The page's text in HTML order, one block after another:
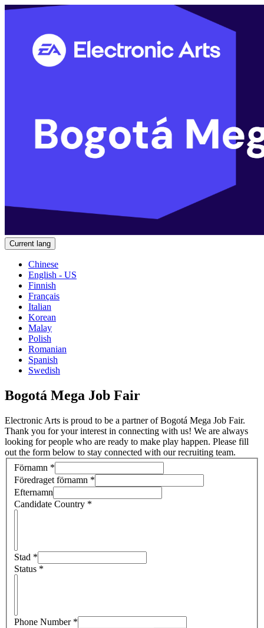
Current lang
Chinese
English - US
Finnish
Français
Italian
Korean
Malay
Polish
Romanian
Spanish
Swedish
Bogotá Mega Job Fair
Electronic Arts is proud to be a partner of Bogotá Mega Job Fair.
Thank you for your interest in connecting with us! We are always
looking for people who are ready to make play happen. Please fill
out the form below to stay connected with our recruiting team.
Förnamn *
Föredraget förnamn *
Efternamn
Candidate Country *
Stad *
Status *
Phone Number*